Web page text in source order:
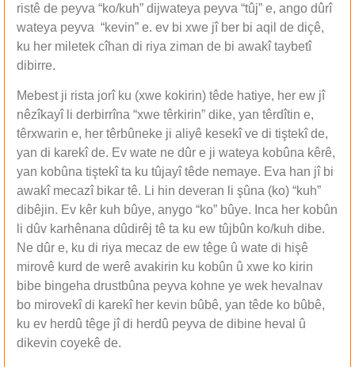
ristê de peyva “ko/kuh” dijwateya peyva “tûj” e, ango dûrî
wateya peyva “kevin” e. ev bi xwe jî ber bi aqil de diçê,
ku her miletek cîhan di riya ziman de bi awakî taybetî
dibirre.
Mebest ji rista jorî ku (xwe kokirin) têde hatiye, her ew jî
nêzîkayî li derbirrîna “xwe têrkirin” dike, yan têrdîtin e,
têrxwarin e, her têrbûneke ji aliyê kesekî ve di tiştekî de,
yan di karekî de. Ev wate ne dûr e ji wateya kobûna kêrê,
yan kobûna tiştekî ta ku tûjayî têde nemaye. Eva han jî bi
awakî mecazî bikar tê. Li hin deveran li şûna (ko) “kuh”
dibêjin. Ev kêr kuh bûye, anygo “ko” bûye. Inca her kobûn
li dûv karhênana dûdirêj tê ta ku ew tûjbûn ko/kuh dibe.
Ne dûr e, ku di riya mecaz de ew têge û wate di hişê
mirovê kurd de werê avakirin ku kobûn û xwe ko kirin
bibe bingeha drustbûna peyva kohne ye wek hevalnav
bo mirovekî di karekî her kevin bûbê, yan têde ko bûbê,
ku ev herdû têge jî di herdû peyva de dibine heval û
dikevin coyekê de.